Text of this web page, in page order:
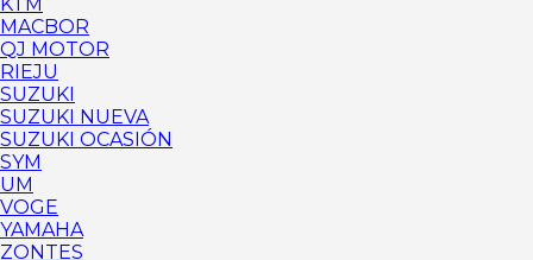
MACBOR
QJ MOTOR
RIEJU
SUZUKI
SUZUKI NUEVA
SUZUKI OCASIÓN
SYM
UM
VOGE
YAMAHA
ZONTES